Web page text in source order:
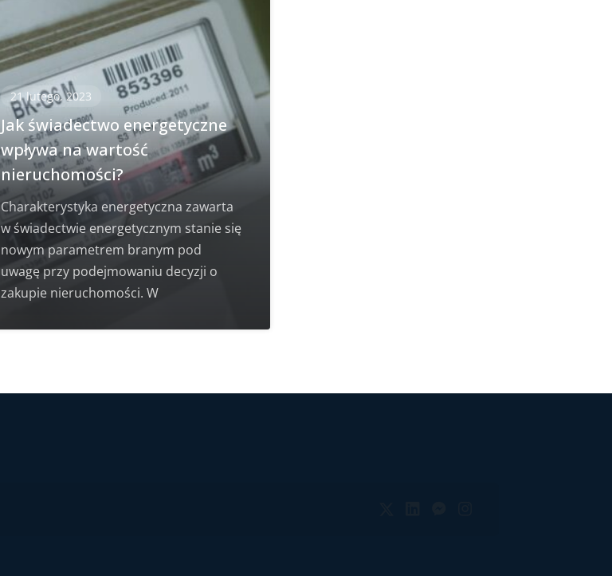
21 lutego, 2023
Jak świadectwo energetyczne
wpływa na wartość
nieruchomości?
Charakterystyka energetyczna zawarta
w świadectwie energetycznym stanie się
nowym parametrem branym pod
uwagę przy podejmowaniu decyzji o
zakupie nieruchomości. W